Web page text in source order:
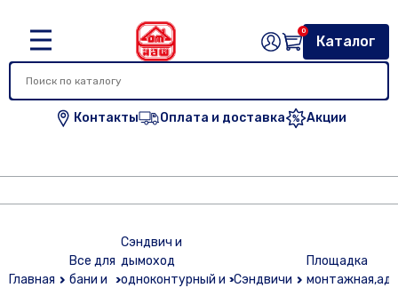
Контакты Оплата и доставка Акции
Каталог
0
Главная
Все для
бани и
Сэндвич и
дымоход
одноконтурный и Сэндвичи
Площадка